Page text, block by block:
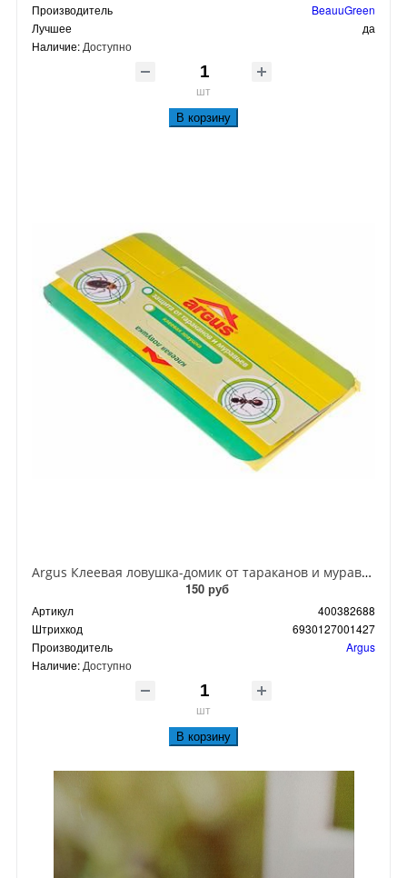
Производитель
BeauuGreen
Лучшее
да
Наличие: Доступно
шт
В корзину
Argus Клеевая ловушка-домик от тараканов и муравьев
150 руб
Артикул
400382688
Штрихкод
6930127001427
Производитель
Argus
Наличие: Доступно
шт
В корзину